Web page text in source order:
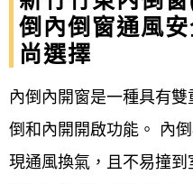
來電詢問 → 現場丈量估
→ 到府安裝 →售後保固
來電詢問
現場丈量估價
倒內倒窗通風
尚選擇
內倒內開窗是一種具有
倒和內開開啟功能。 內
現通風換氣，且不易撞